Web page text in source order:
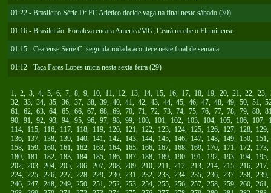
01:22 - Brasileiro Série D: FC Atlético decide vaga na final neste sábado (30)
01:16 - Brasileirão: Fortaleza encara America/MG; Ceará recebe o Fluminense
01:15 - Cearense Serie C: segunda rodada acontece neste final de semana
01:12 - Taça Fares Lopes inicia nesta sexta-feira (29)
1, 2, 3, 4, 5, 6, 7, 8, 9, 10, 11, 12, 13, 14, 15, 16, 17, 18, 19, 20, 21, 22, 23,
32, 33, 34, 35, 36, 37, 38, 39, 40, 41, 42, 43, 44, 45, 46, 47, 48, 49, 50, 51,
61, 62, 63, 64, 65, 66, 67, 68, 69, 70, 71, 72, 73, 74, 75, 76, 77, 78, 79, 80,
90, 91, 92, 93, 94, 95, 96, 97, 98, 99, 100, 101, 102, 103, 104, 105, 106, 107,
114, 115, 116, 117, 118, 119, 120, 121, 122, 123, 124, 125, 126, 127, 128, 129
136, 137, 138, 139, 140, 141, 142, 143, 144, 145, 146, 147, 148, 149, 150, 151
158, 159, 160, 161, 162, 163, 164, 165, 166, 167, 168, 169, 170, 171, 172, 173
180, 181, 182, 183, 184, 185, 186, 187, 188, 189, 190, 191, 192, 193, 194, 195
202, 203, 204, 205, 206, 207, 208, 209, 210, 211, 212, 213, 214, 215, 216, 217
224, 225, 226, 227, 228, 229, 230, 231, 232, 233, 234, 235, 236, 237, 238, 239
246, 247, 248, 249, 250, 251, 252, 253, 254, 255, 256, 257, 258, 259, 260, 261